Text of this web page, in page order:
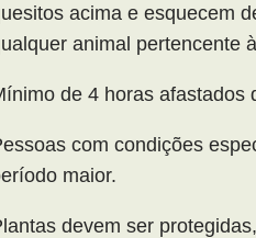
acima e esquecem
animal pertencente
de 4 horas afastados
com condições
maior.
devem ser